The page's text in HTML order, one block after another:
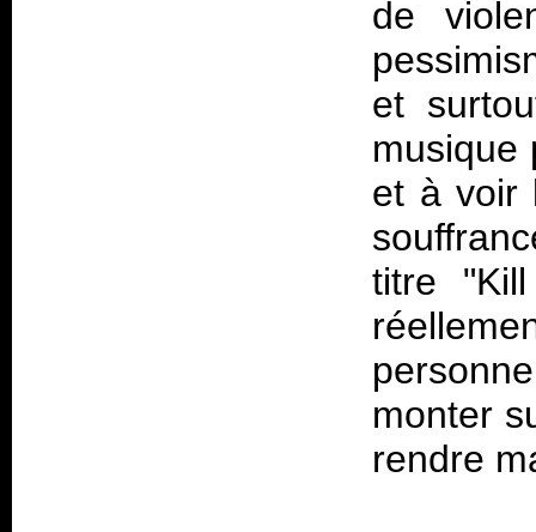
de
et
musique
et à voir
titre
monter